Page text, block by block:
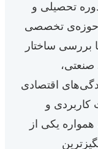
تحصیلی و
حوزه‌ی تخصصی
بررسی ساختار
صنعتی،
اقتصادی
کاربردی و
همواره یکی از